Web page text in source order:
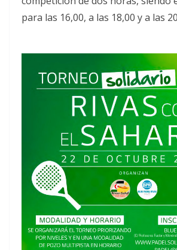
para las 16,00, a las 18,00 y a las